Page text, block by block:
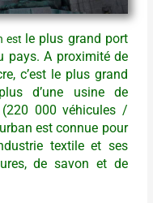
est le plus grand port
pays. A proximité de
c’est le plus grand
d’une usine de
000 véhicules /
est connue pour
textile et ses
de savon et de